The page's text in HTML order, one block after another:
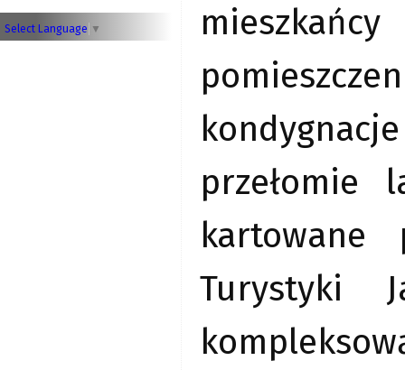
Select Language ▼
kartowane
Turystyki